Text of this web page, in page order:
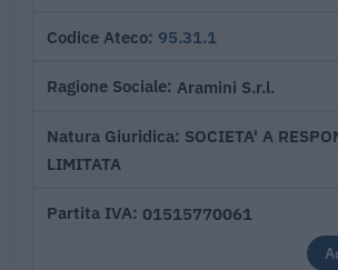
Codice Ateco 95.31.1
Ragione Sociale Aramini S.r.l.
Natura Giuridica SOCIETA' A
LIMITATA
Partita IVA 01515770061